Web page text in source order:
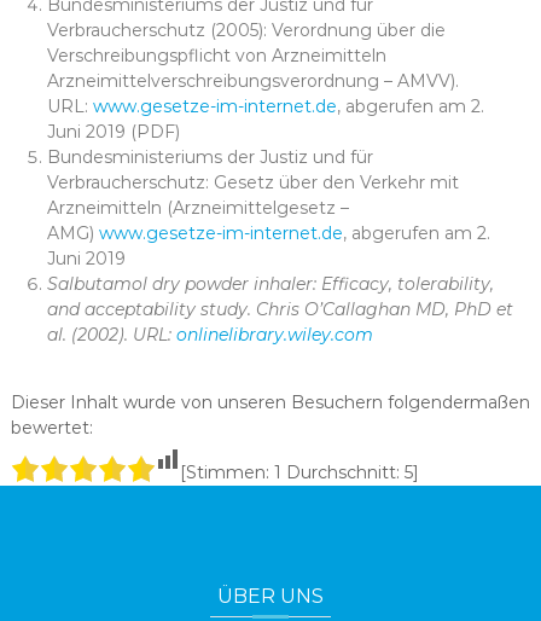
Bundesministeriums der Justiz und für
Verbraucherschutz (2005): Verordnung über die
Verschreibungspflicht von Arzneimitteln
Arzneimittelverschreibungsverordnung – AMVV).
URL: www.gesetze-im-internet.de, abgerufen am 2.
Juni 2019 (PDF)
Bundesministeriums der Justiz und für
Verbraucherschutz: Gesetz über den Verkehr mit
Arzneimitteln (Arzneimittelgesetz –
AMG) www.gesetze-im-internet.de, abgerufen am 2.
Juni 2019
Salbutamol dry powder inhaler: Efficacy, tolerability,
and acceptability study. Chris O’Callaghan MD, PhD et
al. (2002). URL: onlinelibrary.wiley.com
Dieser Inhalt wurde von unseren Besuchern folgendermaßen
bewertet:
[Stimmen: 1 Durchschnitt: 5]
ÜBER UNS